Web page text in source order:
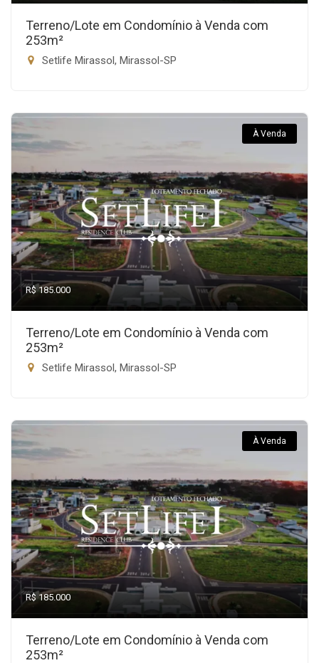
Terreno/Lote em Condomínio à Venda com
253m²
Setlife Mirassol, Mirassol-SP
À Venda
R$ 185.000
Terreno/Lote em Condomínio à Venda com
253m²
Setlife Mirassol, Mirassol-SP
À Venda
R$ 185.000
Terreno/Lote em Condomínio à Venda com
253m²